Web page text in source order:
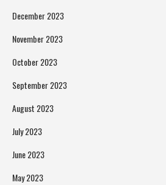
December 2023
November 2023
October 2023
September 2023
August 2023
July 2023
June 2023
May 2023